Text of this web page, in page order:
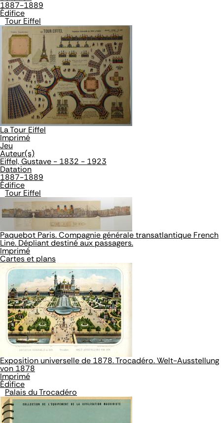
1887-1889
Édifice
Tour Eiffel
La Tour Eiffel
Imprimé
Jeu
Auteur(s)
Eiffel, Gustave - 1832 - 1923
Datation
1887-1889
Édifice
Tour Eiffel
Paquebot Paris. Compagnie générale transatlantique French
Line. Dépliant destiné aux passagers.
Imprimé
Cartes et plans
Exposition universelle de 1878. Trocadéro. Welt-Ausstellung
von 1878
Imprimé
Édifice
Palais du Trocadéro